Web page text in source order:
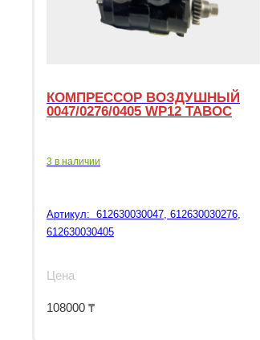
КОМПРЕССОР ВОЗДУШНЫЙ
0047/0276/0405 WP12 TABOC
3 в наличии
Артикул: 612630030047, 612630030276,
612630030405
Цена
108000 ₸